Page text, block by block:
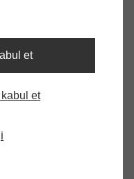
et
et